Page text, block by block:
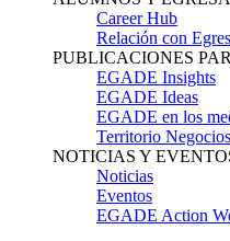
Career Hub
Relación con
PUBLICACIONES
EGADE Insights
EGADE Ideas
EGADE en los
Territorio
NOTICIAS Y
Noticias
Eventos
EGADE Action